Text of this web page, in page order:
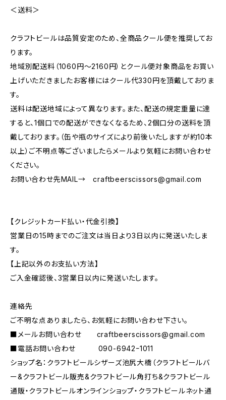
＜送料＞
クラフトビールは品質安定のため、全商品クール便を推奨してお
ります。
地域別配送料（1060円～2160円）とクール便対象商品をお買い
上げいただきましたお客様にはクール代330円を頂戴しておりま
す。
送料は配送地域によって異なります。また、配送の規定重量に達
すると、1個口での配送ができなくなるため、2個口分の送料を頂
戴しております。（缶や瓶のサイズにより前後いたしますが約10本
以上）ご不明点等ございましたらメールより気軽にお問い合わせ
ください。
お問い合わせ先MAIL→craftbeerscissors@gmail.com
【クレジットカード払い・代金引換】
営業日の15時までのご注文は当日より3日以内に発送いたしま
す。
【上記以外のお支払い方法】
ご入金確認後、3営業日以内に発送いたします。
連絡先
ご不明な点ありましたら、お気軽にお問い合わせ下さい。
■メールお問い合わせ craftbeerscissors@gmail.com
■電話お問い合わせ 090-6942ｰ1011
ショップ名：クラフトビールシザーズ池尻大橋（クラフトビールバ
ー&クラフトビール販売&クラフトビール角打ち&クラフトビール
通販・クラフトビールオンラインショップ・クラフトビールネット通